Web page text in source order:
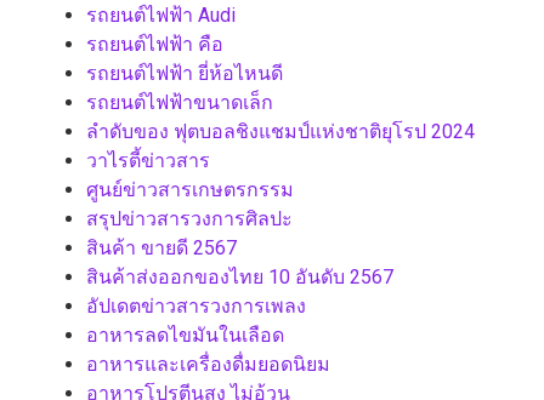
รถยนต์ไฟฟ้า Audi
รถยนต์ไฟฟ้า คือ
รถยนต์ไฟฟ้า ยี่ห้อไหนดี
รถยนต์ไฟฟ้าขนาดเล็ก
ลำดับของ ฟุตบอลชิงแชมป์แห่งชาติยุโรป 2024
วาไรตี้ข่าวสาร
ศูนย์ข่าวสารเกษตรกรรม
สรุปข่าวสารวงการศิลปะ
สินค้า ขายดี 2567
สินค้าส่งออกของไทย 10 อันดับ 2567
อัปเดตข่าวสารวงการเพลง
อาหารลดไขมันในเลือด
อาหารและเครื่องดื่มยอดนิยม
อาหารโปรตีนสูง ไม่อ้วน